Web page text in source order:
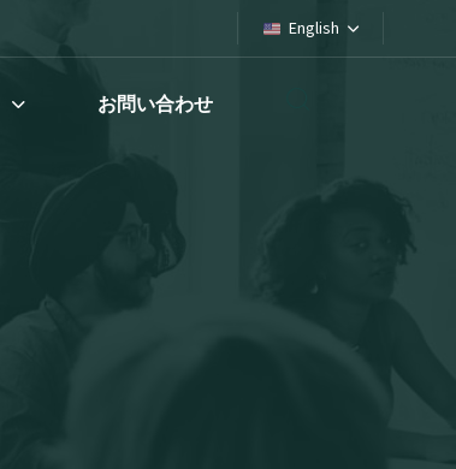
English
お問い合わせ